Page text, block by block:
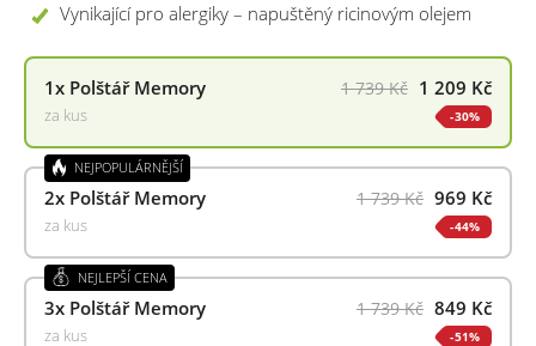
Vynikající pro alergiky – napuštěný ricinovým olejem
1x Polštář Memory 1 739 Kč 1 209 Kč
za kus 30%
NEJPOPULÁRNĚJŠÍ
2x Polštář Memory 1 739 Kč 969 Kč
za kus 44%
NEJLEPŠÍ CENA
3x Polštář Memory 1 739 Kč 849 Kč
za kus 51%